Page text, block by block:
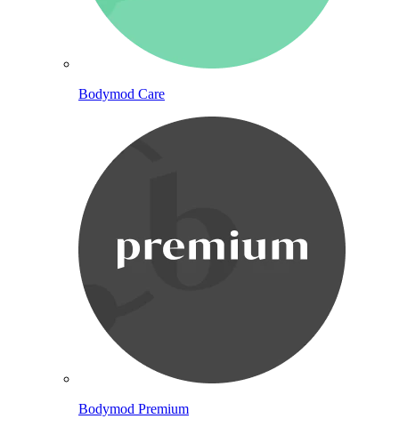
Bodymod Care
Bodymod Premium